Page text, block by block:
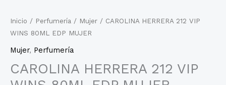
Inicio / Perfumería / Mujer / CAROLINA HERRERA 212 VIP
WINS 80ML EDP MUJER
Mujer, Perfumería
CAROLINA HERRERA 212 VIP